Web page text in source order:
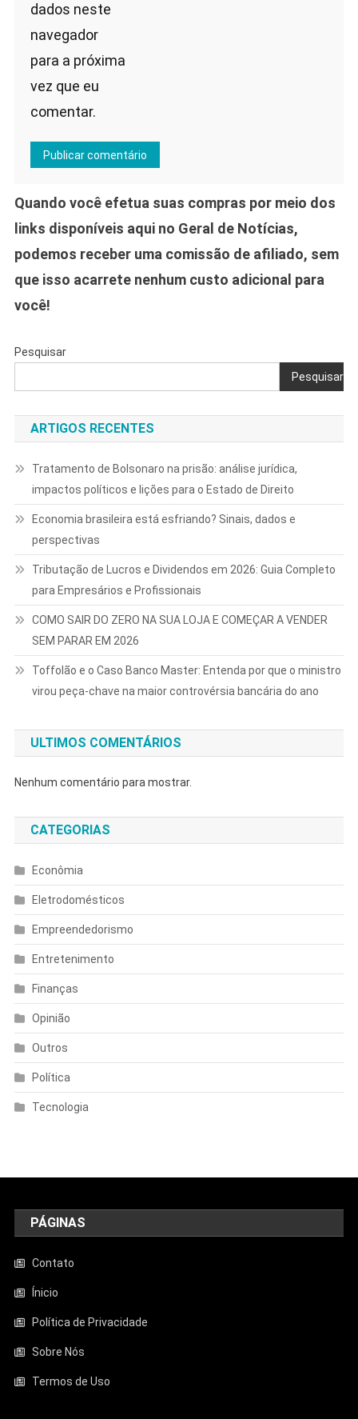
dados neste
navegador
para a próxima
vez que eu
comentar.
Quando você efetua suas compras por meio dos
links disponíveis aqui no Geral de Notícias,
podemos receber uma comissão de afiliado, sem
que isso acarrete nenhum custo adicional para
você!
Pesquisar
Pesquisar
ARTIGOS RECENTES
Tratamento de Bolsonaro na prisão: análise jurídica,
impactos políticos e lições para o Estado de Direito
Economia brasileira está esfriando? Sinais, dados e
perspectivas
Tributação de Lucros e Dividendos em 2026: Guia Completo
para Empresários e Profissionais
COMO SAIR DO ZERO NA SUA LOJA E COMEÇAR A VENDER
SEM PARAR EM 2026
Toffolão e o Caso Banco Master: Entenda por que o ministro
virou peça-chave na maior controvérsia bancária do ano
ULTIMOS COMENTÁRIOS
Nenhum comentário para mostrar.
CATEGORIAS
Econômia
Eletrodomésticos
Empreendedorismo
Entretenimento
Finanças
Opinião
Outros
Política
Tecnologia
PÁGINAS
Contato
Ínicio
Política de Privacidade
Sobre Nós
Termos de Uso